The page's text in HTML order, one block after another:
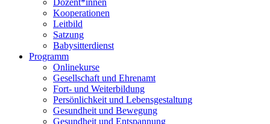
Dozent*innen
Kooperationen
Leitbild
Satzung
Babysitterdienst
Programm
Onlinekurse
Gesellschaft und Ehrenamt
Fort- und Weiterbildung
Persönlichkeit und Lebensgestaltung
Gesundheit und Bewegung
Gesundheit und Entspannung